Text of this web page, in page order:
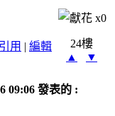
x0
引用 | 編輯
24樓
▲
▼
09:06 發表的 :